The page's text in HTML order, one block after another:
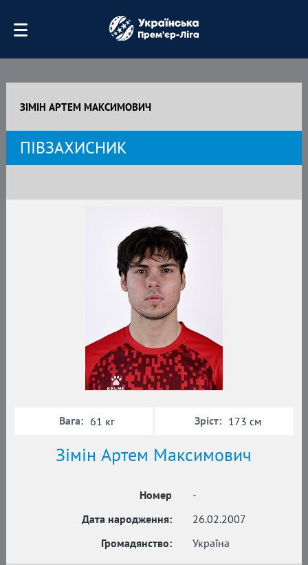
ЗІМІН АРТЕМ МАКСИМОВИЧ
ПІВЗАХИСНИК
Зімін Артем Максимович
Номер
-
Дата народження:
26.02.2007
Громадянство:
Україна
Вага: 61 кг Зріст: 173 см